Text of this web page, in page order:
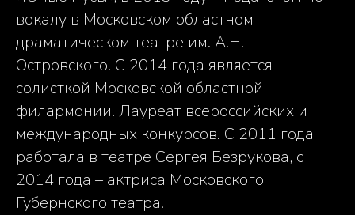
вокалу в Московском областном
драматическом театре им. А.Н.
Островского. С 2014 года является
солисткой Московской областной
филармонии. Лауреат всероссийских и
международных конкурсов. С 2011 года
работала в театре Сергея Безрукова, с
2014 года – актриса Московского
Губернского театра.